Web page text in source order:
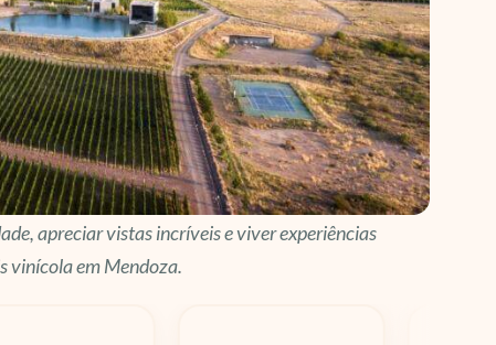
apreciar vistas incríveis e viver experiências
vinícola em Mendoza.